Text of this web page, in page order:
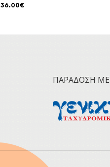
36.00€
ΠΑΡΆΔΟΣΗ ΜΕ